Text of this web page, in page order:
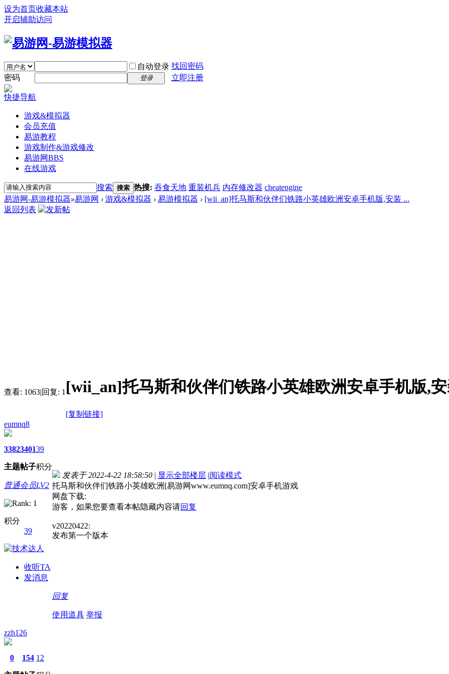
设为首页收藏本站
开启辅助访问
自动登录 找回密码
密码
登录 立即注册
快捷导航
游戏&模拟器
会员充值
易游教程
游戏制作&游戏修改
易游网BBS
在线游戏
搜索 搜索 热搜: 吞食天地 重装机兵 内存修改器 cheatengine
易游网-易游模拟器»易游网 › 游戏&模拟器 › 易游模拟器 › [wii_an]托马斯和伙伴们铁路小英雄欧洲安卓手机版,安装 ...
返回列表
查看: 1063|回复: 1 [wii_an]托马斯和伙伴们铁路小英雄欧洲安卓手机版,
[复制链接]
eumnq8
3382
主题
3401
帖子
39
积分
普通会员LV2
积分
39
收听TA
发消息
发表于 2022-4-22 18:58:50 | 显示全部楼层 |阅读模式
托马斯和伙伴们铁路小英雄欧洲[易游网www.eumnq.com]安卓手机游戏
网盘下载:
游客，如果您要查看本帖隐藏内容请回复
v20220422:
发布第一个版本
回复
使用道具 举报
zzh126
0 154 12